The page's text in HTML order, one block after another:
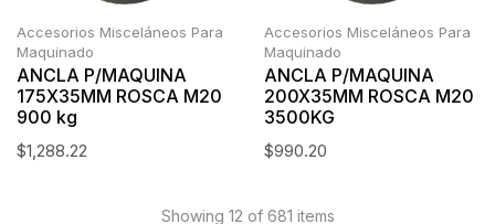
Accesorios Misceláneos Para
Maquinado
ANCLA P/MAQUINA
175X35MM ROSCA M20
900 kg
$1,288.22
Accesorios Misceláneos Para
Maquinado
ANCLA P/MAQUINA
200X35MM ROSCA M20
3500KG
$990.20
Showing 12 of 681 items